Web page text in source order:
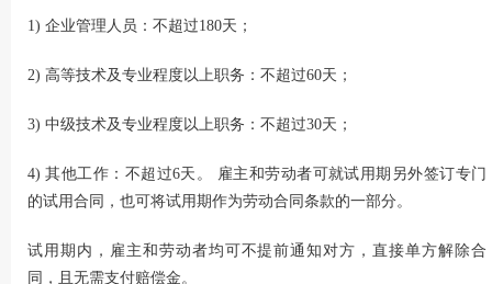
1) 企业管理人员：不超过180天；
2) 高等技术及专业程度以上职务：不超过60天；
3) 中级技术及专业程度以上职务：不超过30天；
4) 其他工作：不超过6天。 雇主和劳动者可就试用期另外签订专门
的试用合同，也可将试用期作为劳动合同条款的一部分。
试用期内，雇主和劳动者均可不提前通知对方，直接单方解除合
同，且无需支付赔偿金。